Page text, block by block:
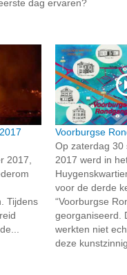
dag ervaren?
2017,
Tijdens
Voorburgse
Op zaterdag 30
2017 werd in
voor de derde
“Voorburgse
georganiseerd.
werkten niet
deze